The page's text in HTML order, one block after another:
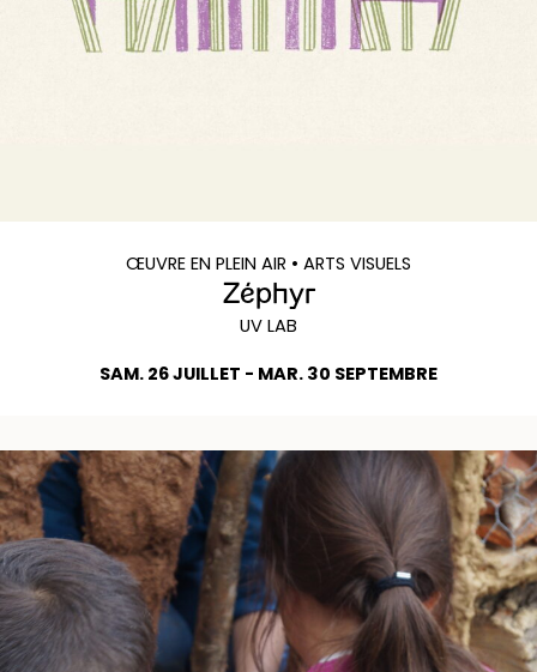
ŒUVRE EN PLEIN AIR • ARTS VISUELS
Zéphyr
UV LAB
SAM. 26 JUILLET - MAR. 30 SEPTEMBRE